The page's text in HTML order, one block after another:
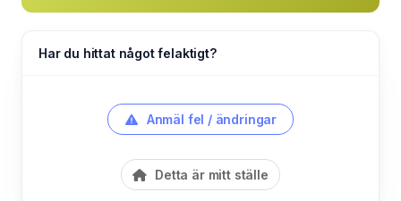
Har du hittat något felaktigt?
Anmäl fel / ändringar
Detta är mitt ställe